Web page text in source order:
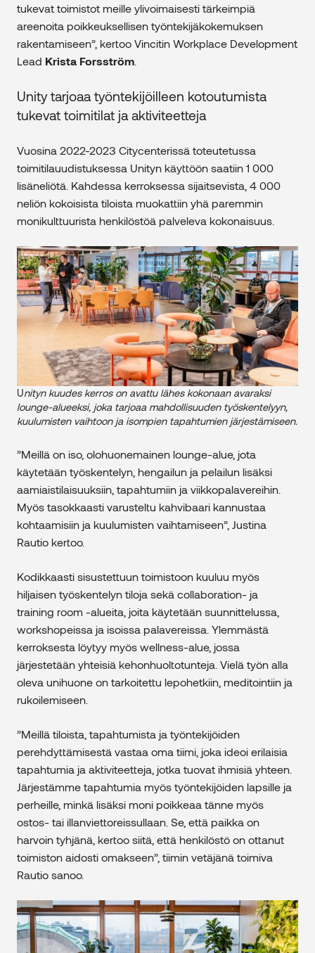
tukevat toimistot meille ylivoimaisesti tärkeimpiä
areenoita poikkeuksellisen työntekijäkokemuksen
rakentamiseen”, kertoo Vincitin Workplace Development
Lead Krista Forsström
Unity tarjoaa työntekijöilleen kotoutumista
tukevat toimitilat ja aktiviteetteja
Vuosina 2022-2023 Citycenterissä toteutetussa
toimitilauudistuksessa Unityn käyttöön saatiin 1 000
lisäneliötä. Kahdessa kerroksessa sijaitsevista, 4 000
neliön kokoisista tiloista muokattiin yhä paremmin
monikulttuurista henkilöstöä palveleva kokonaisuus.
Unityn kuudes kerros on avattu lähes kokonaan avaraksi
lounge-alueeksi, joka tarjoaa mahdollisuuden työskentelyyn,
kuulumisten vaihtoon ja isompien tapahtumien järjestämiseen.
”Meillä on iso, olohuonemainen lounge-alue, jota
käytetään työskentelyn, hengailun ja pelailun lisäksi
aamiaistilaisuuksiin, tapahtumiin ja viikkopalavereihin.
Myös tasokkaasti varusteltu kahvibaari kannustaa
kohtaamisiin ja kuulumisten vaihtamiseen”, Justina
Rautio kertoo.
Kodikkaasti sisustettuun toimistoon kuuluu myös
hiljaisen työskentelyn tiloja sekä collaboration- ja
training room -alueita, joita käytetään suunnittelussa,
workshopeissa ja isoissa palavereissa. Ylemmästä
kerroksesta löytyy myös wellness-alue, jossa
järjestetään yhteisiä kehonhuoltotunteja. Vielä työn alla
oleva unihuone on tarkoitettu lepohetkiin, meditointiin ja
rukoilemiseen.
”Meillä tiloista, tapahtumista ja työntekijöiden
perehdyttämisestä vastaa oma tiimi, joka ideoi erilaisia
tapahtumia ja aktiviteetteja, jotka tuovat ihmisiä yhteen.
Järjestämme tapahtumia myös työntekijöiden lapsille ja
perheille, minkä lisäksi moni poikkeaa tänne myös
ostos- tai illanviettoreissullaan. Se, että paikka on
harvoin tyhjänä, kertoo siitä, että henkilöstö on ottanut
toimiston aidosti omakseen”, tiimin vetäjänä toimiva
Rautio sanoo.